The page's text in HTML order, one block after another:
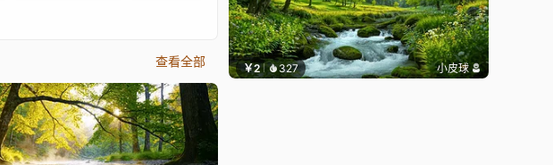
查看全部 ￥2 327 小皮球